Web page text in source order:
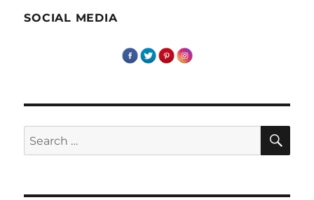
SOCIAL MEDIA
Search
for: